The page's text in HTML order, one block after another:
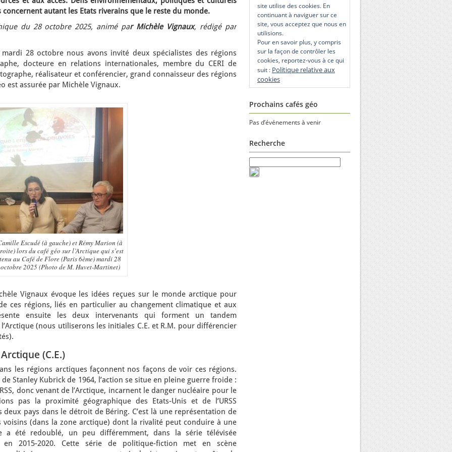
autant les Etats riverains que le reste du monde.
du 28 octobre 2025, animé par Michèle Vignaux, rédigé par
28 octobre nous avons invité deux spécialistes des régions
docteure en relations internationales, membre du CERI de
réalisateur et conférencier, grand connaisseur des régions
est assurée par Michèle Vignaux.
Escudé (à gauche) et Rémy Marion (à
lors du café géo sur l’Arctique qui s’est
au Café de Flore (Paris 6ème) mardi 28
octobre 2025 (Photo de M. Huvet-Martinet)
Vignaux évoque les idées reçues sur le monde arctique pour
ces régions, liés en particulier au changement climatique et aux
ensuite les deux intervenants qui forment un tandem
(nous utiliserons les initiales C.E. et R.M. pour différencier
(C.E.)
les régions arctiques façonnent nos façons de voir ces régions.
Stanley Kubrick de 1964, l’action se situe en pleine guerre froide :
donc venant de l’Arctique, incarnent le danger nucléaire pour le
pas la proximité géographique des Etats-Unis et de l’URSS
deux pays dans le détroit de Béring. C’est là une représentation de
voisins (dans la zone arctique) dont la rivalité peut conduire à une
a été redoublé, un peu différemment, dans la série télévisée
en 2015-2020. Cette série de politique-fiction met en scène
site utilise des cookies. En
continuant à naviguer sur ce
site, vous acceptez que nous en
utilisions.
Pour en savoir plus, y compris
sur la façon de contrôler les
cookies, reportez-vous à ce qui
suit : Politique relative aux
cookies
Prochains cafés géo
Pas d’événements à venir
Recherche